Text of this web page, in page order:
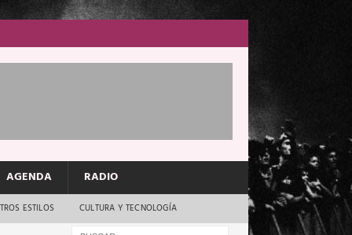
AGENDA RADIO
ESTILOS CULTURA Y TECNOLOGÍA